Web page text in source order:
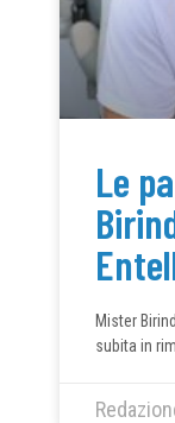
Le
Mister
subita in